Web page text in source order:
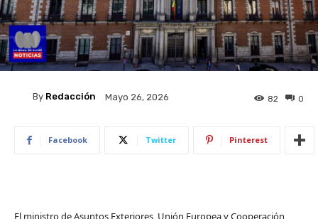
By Redacción Mayo 26, 2026 0
82
Facebook Twitter Pinterest
El ministro de Asuntos Exteriores, Unión Europea y Cooperación,